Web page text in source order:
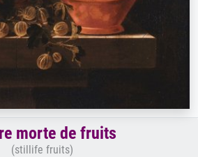
morte de fruits
(stillife fruits)